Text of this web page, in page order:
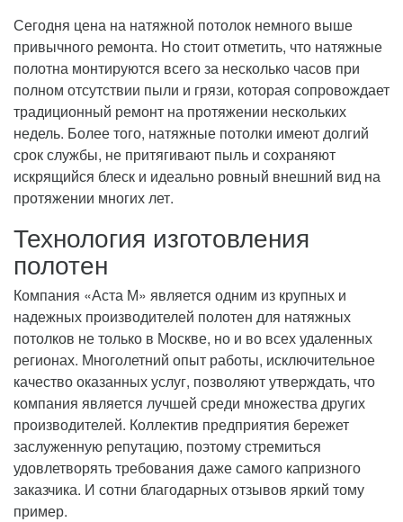
Сегодня цена на натяжной потолок немного выше
привычного ремонта. Но стоит отметить, что натяжные
полотна монтируются всего за несколько часов при
полном отсутствии пыли и грязи, которая сопровождает
традиционный ремонт на протяжении нескольких
недель. Более того, натяжные потолки имеют долгий
срок службы, не притягивают пыль и сохраняют
искрящийся блеск и идеально ровный внешний вид на
протяжении многих лет.
Технология изготовления
полотен
Компания «Аста М» является одним из крупных и
надежных производителей полотен для натяжных
потолков не только в Москве, но и во всех удаленных
регионах. Многолетний опыт работы, исключительное
качество оказанных услуг, позволяют утверждать, что
компания является лучшей среди множества других
производителей. Коллектив предприятия бережет
заслуженную репутацию, поэтому стремиться
удовлетворять требования даже самого капризного
заказчика. И сотни благодарных отзывов яркий тому
пример.